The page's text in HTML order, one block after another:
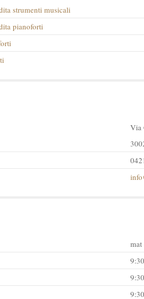
strumenti musicali
pianoforti
Via